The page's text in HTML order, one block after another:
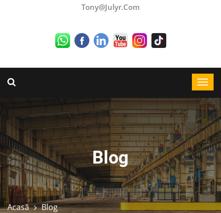
Tony@julyr.com
Blog
Acasă Blog